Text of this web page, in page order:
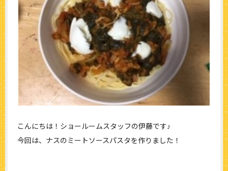
こんにちは！ショールームスタッフの伊藤です♪
今回は、ナスのミートソースパスタを作りました！